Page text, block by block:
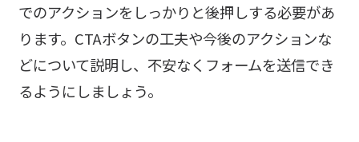
でのアクションをしっかりと後押しする必要があ
ります。CTAボタンの工夫や今後のアクションな
どについて説明し、不安なくフォームを送信でき
るようにしましょう。